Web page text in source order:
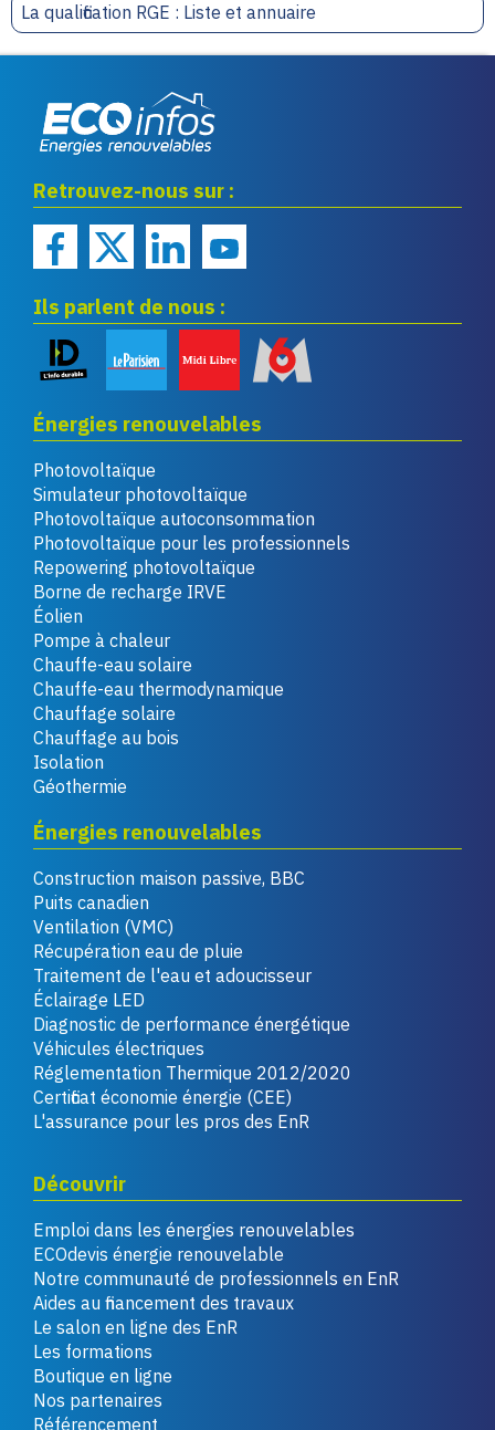
La qualification RGE : Liste et annuaire
renouvelables
Retrouvez-nous sur :
Ils parlent de nous :
Énergies renouvelables
Photovoltaïque
Simulateur photovoltaïque
Photovoltaïque autoconsommation
Photovoltaïque pour les professionnels
Repowering photovoltaïque
Borne de recharge IRVE
Éolien
Pompe à chaleur
Chauffe-eau solaire
Chauffe-eau thermodynamique
Chauffage solaire
Chauffage au bois
Isolation
Géothermie
Énergies renouvelables
Construction maison passive, BBC
Puits canadien
Ventilation (VMC)
Récupération eau de pluie
Traitement de l'eau et adoucisseur
Éclairage LED
Diagnostic de performance énergétique
Véhicules électriques
Réglementation Thermique 2012/2020
Certificat économie énergie (CEE)
L'assurance pour les pros des EnR
Découvrir
Emploi dans les énergies renouvelables
ECOdevis énergie renouvelable
Notre communauté de professionnels en EnR
Aides au financement des travaux
Le salon en ligne des EnR
Les formations
Boutique en ligne
Nos partenaires
Référencement